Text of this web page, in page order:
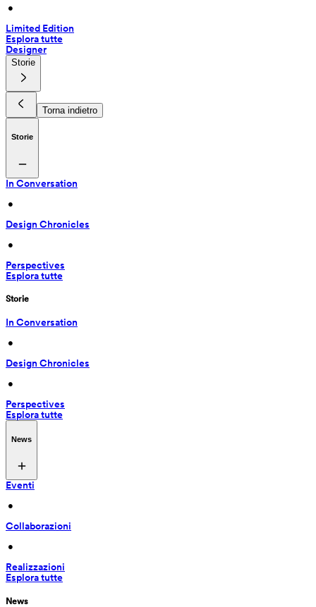
•
Limited Edition
Esplora tutte
Designer
Storie
Torna indietro
Storie
In Conversation
•
Design Chronicles
•
Perspectives
Esplora tutte
Storie
In Conversation
•
Design Chronicles
•
Perspectives
Esplora tutte
News
Eventi
•
Collaborazioni
•
Realizzazioni
Esplora tutte
News